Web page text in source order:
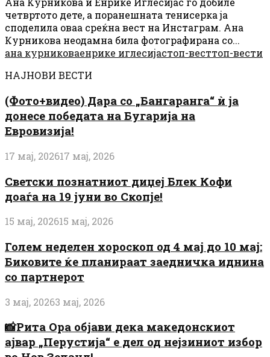
четвртото дете, а поранешната тенисерка ја
споделила оваа среќна вест на Инстаграм. Ана
Курникова неодамна била фотографирана со...
ана курниковаенрике иглесијастоп-весттоп-вести
НАЈНОВИ ВЕСТИ
(Фото+видео) Дара со „Бангаранга“ ѝ ја
донесе победата на Бугарија на
Евровизија!
17 мај, 202617 мај, 2026
Светски познатниот диџеј Блек Кофи
доаѓа на 19 јуни во Скопје!
15 мај, 202615 мај, 2026
Голем неделен хороскоп од 4 мај до 10 мај:
Биковите ќе планираат заедничка иднина
со партнерот
3 мај, 20263 мај, 2026
📸Рита Ора објави дека македонскиот
ајвар „Перустија“ е дел од нејзиниот избор